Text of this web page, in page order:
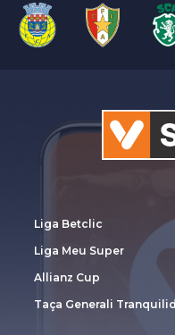
Liga Betclic
Liga Meu Super
Allianz Cup
Taça Generali